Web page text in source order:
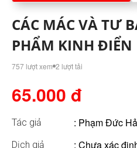
CÁC MÁC VÀ TƯ
PHẨM KINH ĐIỂN
757 lượt xem 2 lượt tải
65.000 đ
Tác giả : Phạm Đức
Dịch giả : Chưa xác